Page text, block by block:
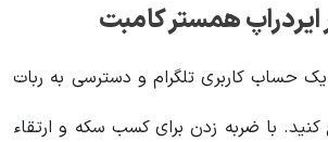
همستر کامبت
یک حساب کاربری تلگرام و دسترسی به ربات
با ضربه زدن برای کسب سکه و ارتقاء